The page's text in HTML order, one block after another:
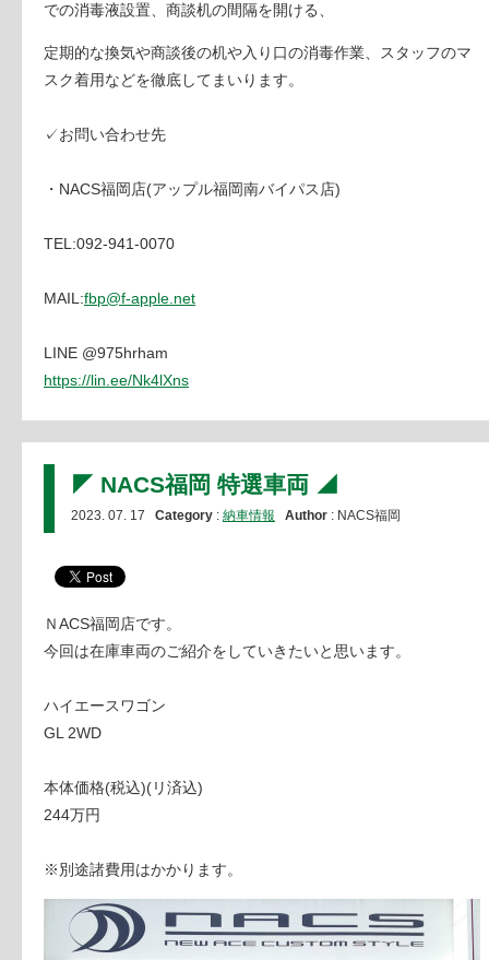
での消毒液設置、商談机の間隔を開ける、
定期的な換気や商談後の机や入り口の消毒作業、スタッフのマ
スク着用などを徹底してまいります。
✓お問い合わせ先
・NACS福岡店(アップル福岡南バイパス店)
TEL:092-941-0070
MAIL:fbp@f-apple.net
LINE @975hrham
https://lin.ee/Nk4lXns
◤ NACS福岡 特選車両 ◢
2023. 07. 17 Category : 納車情報 Author : NACS福岡
ＮACS福岡店です。
今回は在庫車両のご紹介をしていきたいと思います。
ハイエースワゴン
GL 2WD
本体価格(税込)(リ済込)
244万円
※別途諸費用はかかります。